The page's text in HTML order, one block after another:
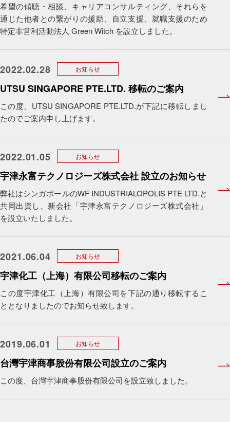
希望の傾聴・相談、キャリアコンサルティング、それらを
通じた他者との繋がりの援助、自立支援、就職支援のため
特定非営利活動法人 Green Witch を設立しました。
2022.02.28 お知らせ
UTSU SINGAPORE PTE.LTD. 移転のご案内
この度、UTSU SINGAPORE PTE.LTD.が下記に移転しまし
たのでご案内申し上げます。
2022.01.05 お知らせ
宇津永富テクノロジーズ株式会社 設立のお知らせ
弊社はシンガポールのWF INDUSTRIALOPOLIS PTE LTD.と
共同出資し、新会社「宇津永富テクノロジーズ株式会社」
を設立いたしました。
2021.06.04 お知らせ
宇津化工（上海）有限公司移転のご案内
この度宇津化工（上海）有限公司を下記の通り移転するこ
ととなりましたのでお知らせ致します。
2019.06.01 お知らせ
台灣宇津商事股份有限公司設立のご案内
この度、台灣宇津商事股份有限公司を設立致しました。